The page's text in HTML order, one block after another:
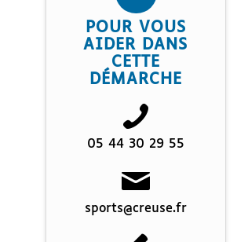
POUR VOUS
AIDER DANS
CETTE
DÉMARCHE
05 44 30 29 55
sports@creuse.fr